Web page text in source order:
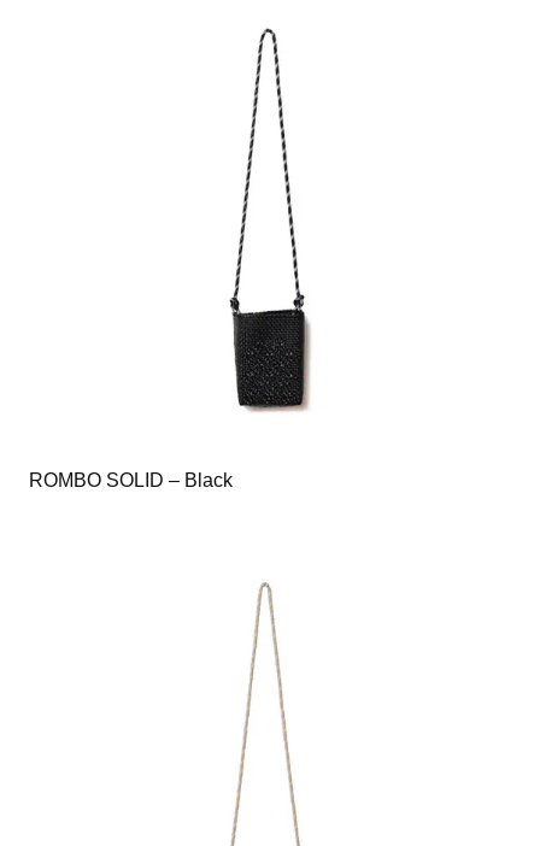
ROMBO SOLID – Black